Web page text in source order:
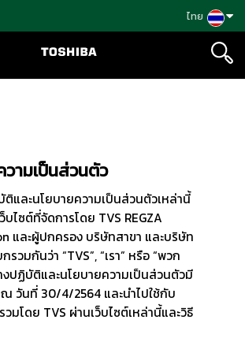
ไทย
วามเป็นส่วนตัว
และนโยบายความเป็นส่วนตัวเหล่านี้
บไซต์ที่จัดการโดย TVS REGZA
และผู้ปกครอง บริษัทสาขา และบริษัท
รวมกันว่า “TVS”, “เรา” หรือ “พวก
งปฏิบัติและนโยบายความเป็นส่วนตัวมี
วันที่ 30/4/2564 และนำไปใช้กับ
มโดย TVS ผ่านเว็บไซต์เหล่านี้และวิธี